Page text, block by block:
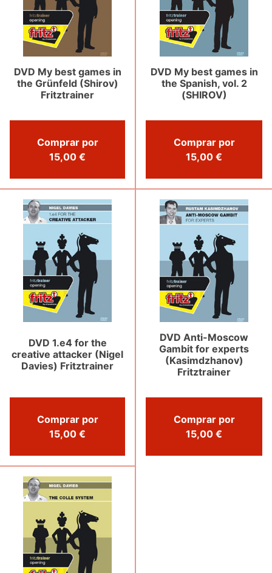
DVD My best games in
the Grünfeld (Shirov)
Fritztrainer
Comprar por
15,00 €
DVD My best games in
the Spanish, vol. 2
(SHIROV)
Comprar por
15,00 €
DVD 1.e4 for the
creative attacker (Nigel
Davies) Fritztrainer
Comprar por
15,00 €
DVD Anti-Moscow
Gambit for experts
(Kasimdzhanov)
Fritztrainer
Comprar por
15,00 €